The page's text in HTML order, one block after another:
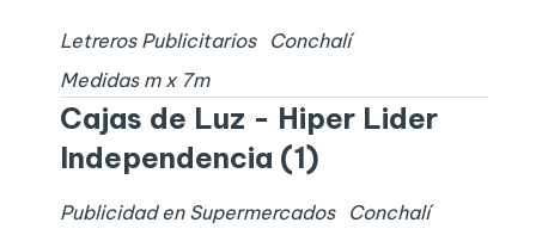
Letreros Publicitarios
Conchalí
Medidas m x 7m
Cajas de Luz - Hiper Lider
Independencia (1)
Publicidad en Supermercados
Conchalí